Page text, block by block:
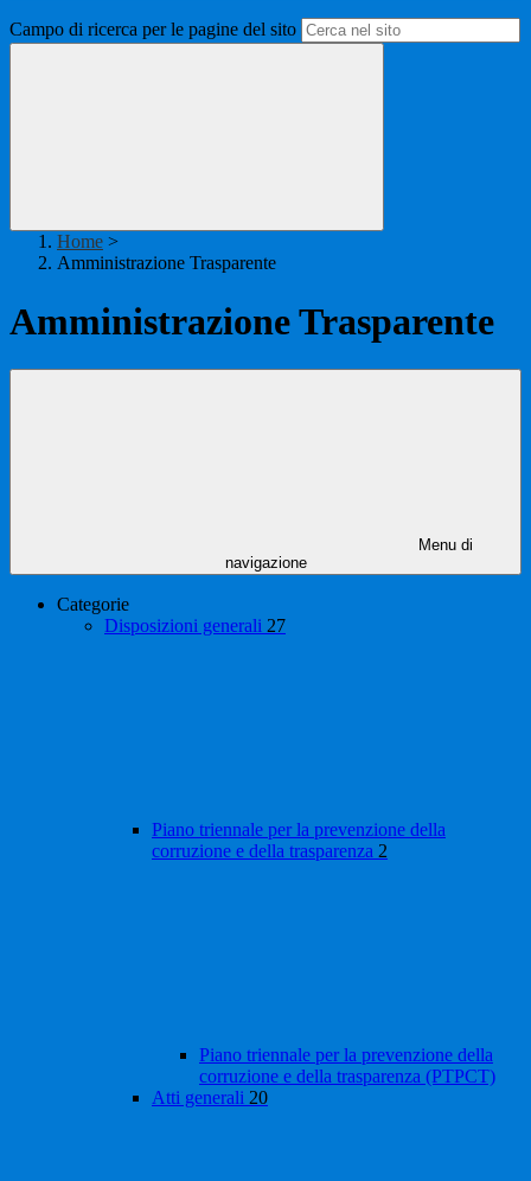
Campo di ricerca per le pagine del sito
Home >
Amministrazione Trasparente
Amministrazione Trasparente
Menu di
navigazione
Categorie
Disposizioni generali 27
Piano triennale per la prevenzione della
corruzione e della trasparenza 2
Piano triennale per la prevenzione della
corruzione e della trasparenza (PTPCT)
Atti generali 20